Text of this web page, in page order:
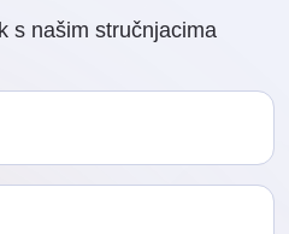
s našim stručnjacima